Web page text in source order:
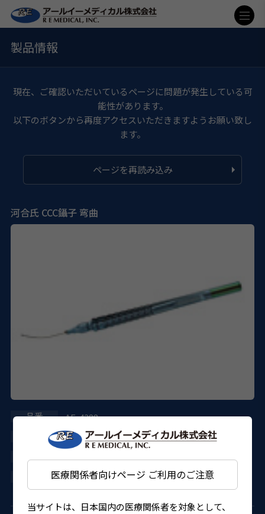
医療関係者向けページ ご利用のご注意
当サイトは、日本国内の医療関係者を対象として、
製品情報
現在、ご確認いただいているページに問題が発生している可
能性があります。
以下のボタンから再度アクセスいただきますようお願い致し
ます。
ページを再読み込み
河合氏 CCC鑷子 弯曲
AE-4388
ASICO
27B1X000014388KT
4562150822490